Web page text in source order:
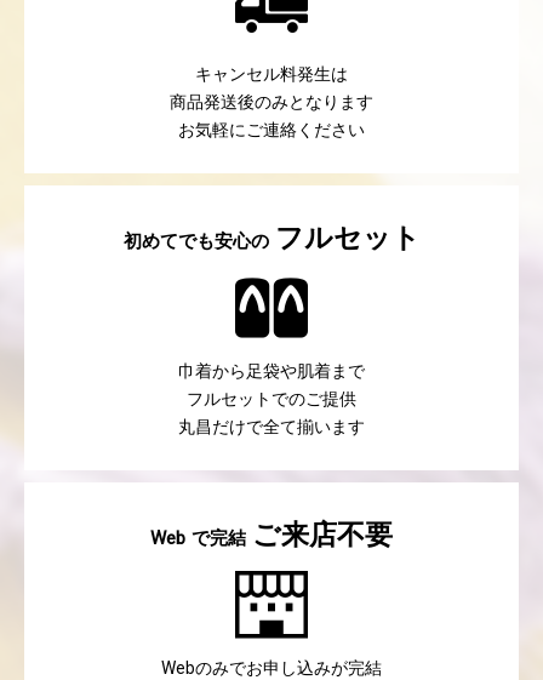
キャンセル料発生は
商品発送後のみとなります
お気軽にご連絡ください
初めてでも安心の フルセット
巾着から足袋や肌着まで
フルセットでのご提供
丸昌だけで全て揃います
Web で完結 ご来店不要
Webのみでお申し込みが完結